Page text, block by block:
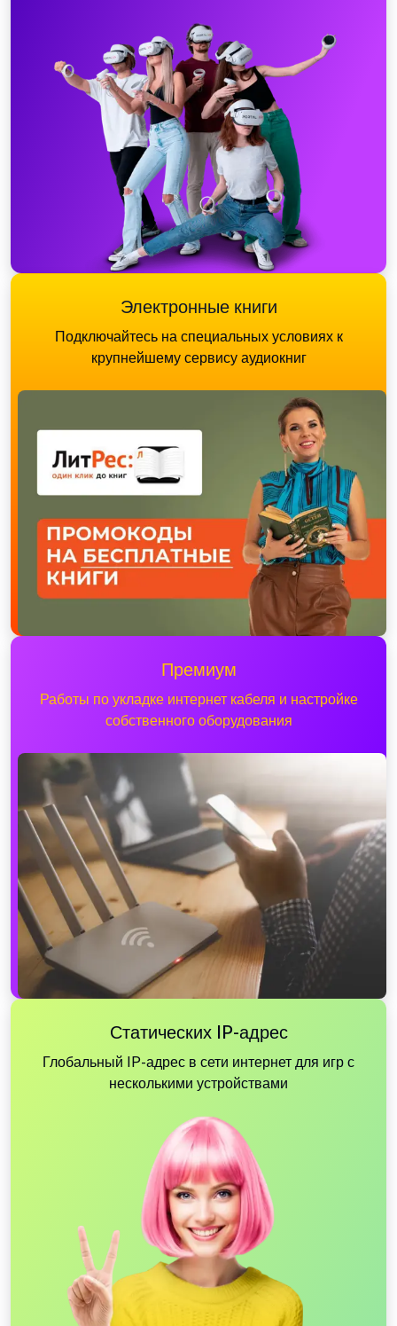
Электронные книги
Подключайтесь на специальных условиях к
крупнейшему сервису аудиокниг
Премиум
Работы по укладке интернет кабеля и настройке
собственного оборудования
Статических IP-адрес
Глобальный IP-адрес в сети интернет для игр с
несколькими устройствами